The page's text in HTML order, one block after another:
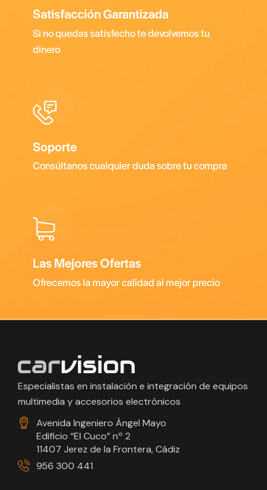
Satisfacción Garantizada
Si no quedas satisfecho te devolvemos tu
dinero
Soporte
Consúltanos cualquier duda sobre tu compra
Las Mejores Ofertas
Ofrecemos la mayor calidad al mejor precio
Especialistas en instalación e integración de equipos
multimedia y accesorios electrónicos
Avenida Ingeniero Ángel Mayo
Edificio “El Cuco” nº 2
11407 Jerez de la Frontera, Cádiz
956 300 441